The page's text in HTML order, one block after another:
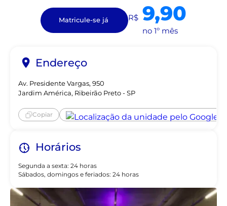
R$ 9,90
no 1º mês
Matricule-se já
Endereço
Av. Presidente Vargas, 950
Jardim América, Ribeirão Preto - SP
Copiar
Horários
Segunda a sexta: 24 horas
Sábados, domingos e feriados: 24 horas